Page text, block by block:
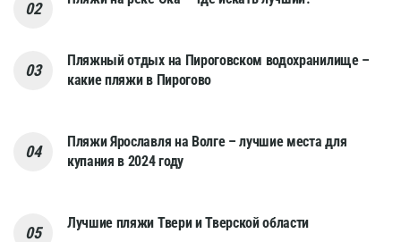
Пляжный отдых на Пироговском водохранилище –
какие пляжи в Пирогово
Пляжи Ярославля на Волге – лучшие места для
купания в 2024 году
Лучшие пляжи Твери и Тверской области